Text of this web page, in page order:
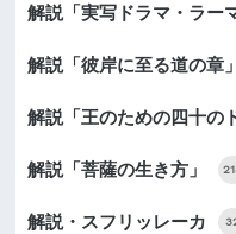
解説「実写ドラマ・ラー
解説「彼岸に至る道の章」
解説「王のための四十の
解説「菩薩の生き方」
解説・スフリッレーカ